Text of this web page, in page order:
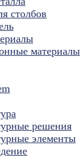
столбов
материалы
решения
элементы